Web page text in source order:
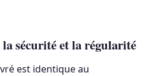
sécurité et la régularité
est identique au